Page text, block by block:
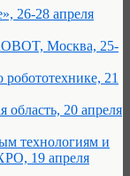
26-28 апреля
Москва, 25-
21
область, 20 апреля
технологиям и
19 апреля